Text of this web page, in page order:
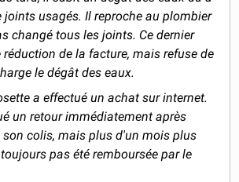
joints usagés. Il reproche au plombier
changé tous les joints. Ce dernier
réduction de la facture, mais refuse de
le dégât des eaux.
a effectué un achat sur internet.
un retour immédiatement après
son colis, mais plus d'un mois plus
pas été remboursée par le